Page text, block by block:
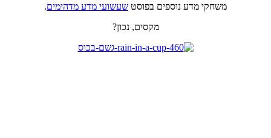
משחקי מדע נוספים בפוסט שעשועי מדע מדהימים.
מקסים, נכון?